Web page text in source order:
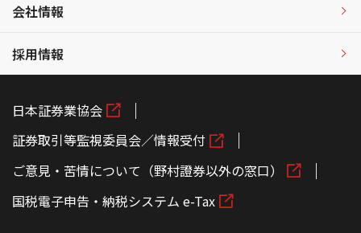
会社情報
採用情報
日本証券業協会
証券取引等監視委員会／情報受付
ご意見・苦情について（野村證券以外の窓口）
国税電子申告・納税システム e-Tax